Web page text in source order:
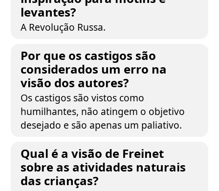
levantes?
A Revolução Russa.
Por que os castigos são
considerados um erro na
visão dos autores?
Os castigos são vistos como
humilhantes, não atingem o objetivo
desejado e são apenas um paliativo.
Qual é a visão de Freinet
sobre as atividades naturais
das crianças?